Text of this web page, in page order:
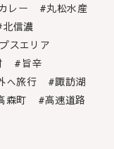
レー
丸松水産
北信濃
スエリア
旨辛
へ旅行
諏訪湖
森町
高速道路